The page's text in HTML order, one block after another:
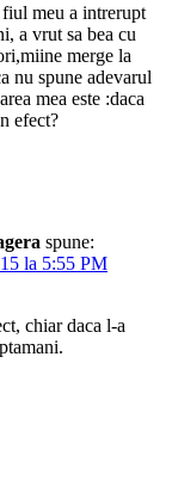
meu a intrerupt
a vrut sa bea cu
merge la
nu spune adevarul
mea este :daca
efect?
spune:
la 5:55 PM
chiar daca l-a